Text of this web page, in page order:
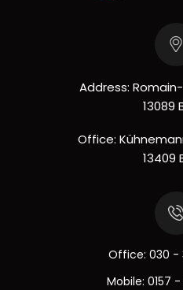
Address:
13089
Office:
13409
Office: 030 -
Mobile: 0157